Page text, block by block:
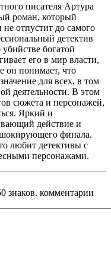
писателя Артура
роман, который
не отпустит до самого
детектив
богатой
его в мир власти,
он понимает, что
для всех, в том
деятельности. В этом
сюжета и персонажей,
Яркий и
действие и
финала.
любит детективы с
персонажами.
знаков. комментарии